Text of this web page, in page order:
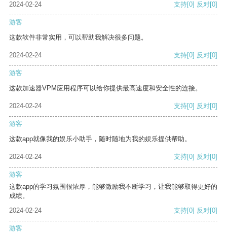
2024-02-24
支持[0] 反对[0]
游客
这款软件非常实用，可以帮助我解决很多问题。
2024-02-24 支持[0] 反对[0]
游客
这款加速器VPM应用程序可以给你提供最高速度和安全性的连接。
2024-02-24 支持[0] 反对[0]
游客
这款app就像我的娱乐小助手，随时随地为我的娱乐提供帮助。
2024-02-24 支持[0] 反对[0]
游客
这款app的学习氛围很浓厚，能够激励我不断学习，让我能够取得更好的
成绩。
2024-02-24
支持[0] 反对[0]
游客